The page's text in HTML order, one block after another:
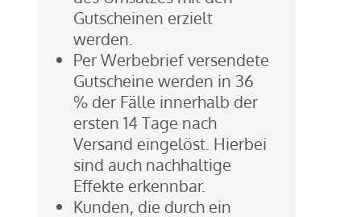
Gutscheinen erzielt
werden.
Per Werbebrief versendete
Gutscheine werden in 36
% der Fälle innerhalb der
ersten 14 Tage nach
Versand eingelöst. Hierbei
sind auch nachhaltige
Effekte erkennbar.
Kunden, die durch ein